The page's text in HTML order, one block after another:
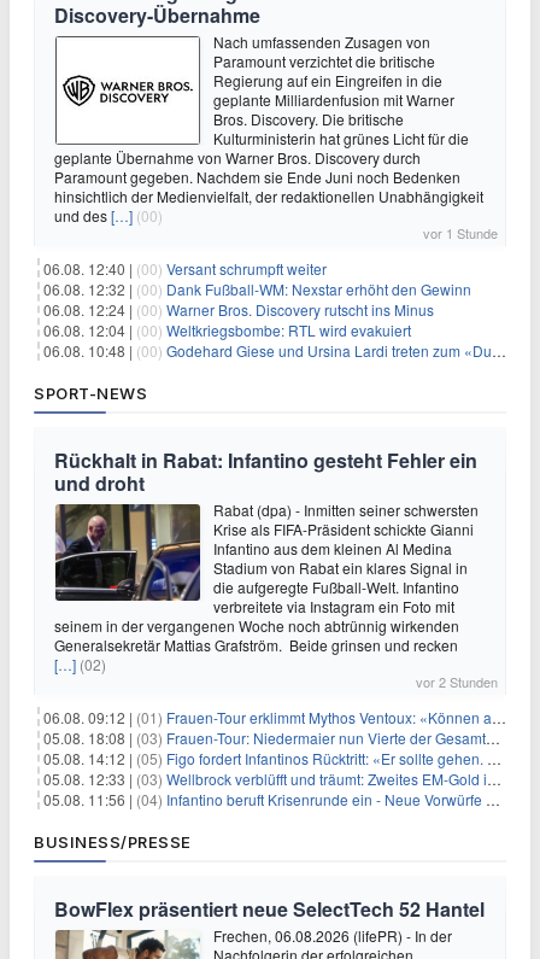
Discovery-Übernahme
Nach umfassenden Zusagen von
Paramount verzichtet die britische
Regierung auf ein Eingreifen in die
geplante Milliardenfusion mit Warner
Bros. Discovery. Die britische
Kulturministerin hat grünes Licht für die
geplante Übernahme von Warner Bros. Discovery durch
Paramount gegeben. Nachdem sie Ende Juni noch Bedenken
hinsichtlich der Medienvielfalt, der redaktionellen Unabhängigkeit
und des[…] (00)
vor 1 Stunde
06.08. 12:40 | (00) Versant schrumpft weiter
06.08. 12:32 | (00) Dank Fußball-WM: Nexstar erhöht den Gewinn
06.08. 12:24 | (00) Warner Bros. Discovery rutscht ins Minus
06.08. 12:04 | (00) Weltkriegsbombe: RTL wird evakuiert
06.08. 10:48 | (00) Godehard Giese und Ursina Lardi treten zum «Duell» an
SPORT-NEWS
Rückhalt in Rabat: Infantino gesteht Fehler ein
und droht
Rabat (dpa) - Inmitten seiner schwersten
Krise als FIFA-Präsident schickte Gianni
Infantino aus dem kleinen Al Medina
Stadium von Rabat ein klares Signal in
die aufgeregte Fußball-Welt. Infantino
verbreitete via Instagram ein Foto mit
seinem in der vergangenen Woche noch abtrünnig wirkenden
Generalsekretär Mattias Grafström. Beide grinsen und recken
[…] (02)
vor 2 Stunden
06.08. 09:12 | (01) Frauen-Tour erklimmt Mythos Ventoux: «Können alles schaffen»
05.08. 18:08 | (03) Frauen-Tour: Niedermaier nun Vierte der Gesamtwertung
05.08. 14:12 | (05) Figo fordert Infantinos Rücktritt: «Er sollte gehen. Jetzt»
05.08. 12:33 | (03) Wellbrock verblüfft und träumt: Zweites EM-Gold in Paris
05.08. 11:56 | (04) Infantino beruft Krisenrunde ein - Neue Vorwürfe gegen FIFA
BUSINESS/PRESSE
BowFlex präsentiert neue SelectTech 52 Hantel
Frechen, 06.08.2026 (lifePR) - In der
Nachfolgerin der erfolgreichen